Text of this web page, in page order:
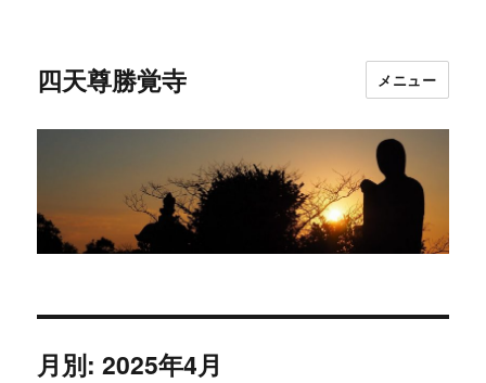
四天尊勝覚寺 メニュー
月別: 2025年4月